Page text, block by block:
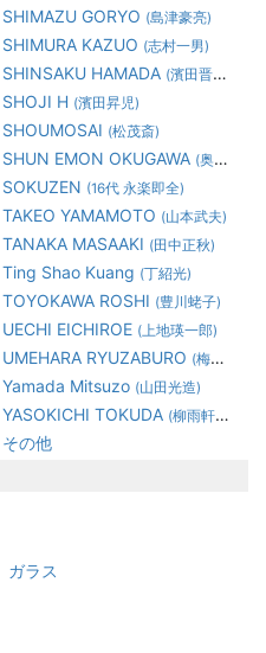
SHIMAZU GORYO (島津豪亮)
SHIMURA KAZUO (志村一男)
SHINSAKU HAMADA (濱田晋作)
SHOJI H (濱田昇児)
SHOUMOSAI (松茂斎)
SHUN EMON OKUGAWA (奥川俊右衛門)
SOKUZEN (16代 永楽即全)
TAKEO YAMAMOTO (山本武夫)
TANAKA MASAAKI (田中正秋)
Ting Shao Kuang (丁紹光)
TOYOKAWA ROSHI (豊川蛯子)
UECHI EICHIROE (上地瑛一郎)
UMEHARA RYUZABURO (梅原龍三郎)
Yamada Mitsuzo (山田光造)
YASOKICHI TOKUDA (柳雨軒三代 徳田八十吉)
その他
ガラス